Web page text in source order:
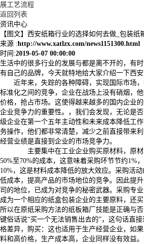
展工艺流程
返回列表
资讯中心
【图文】西安纸箱行业的选择如何去做_包装纸
来源 :http://www.xatlzx.com/news1151300.html
时间:2019-05-07 00:00:00
生活中的很多行业的发展与都是离不开的，有
有自己的品牌，今天就特地给大家介绍一下西
近年来，失踪的各种障碍，实现国际市场
标准化之间的竞争，企业在战场上没有硝烟，
价格，抢占市场。这使得越来越多的国内企业
企业竞争力的重要性。，我们会发现，无论是
级企业在第一个五年主动性和未来成本降低工
务操作，他们都非常清楚，减少之前直接带来
经营业绩是直接到企业的市场竞争力。
主要集中在工业企业购买原材料，原材
50%至70%的成本，这意味着采购环节节约1%
10%，这是材料成本降低的放大效应。采购活
低成本，提高产品的市场地位的竞争。因此提
司的地位，已成为对竞争的秘密武器。采购专
成为一个相应的纸盒包装企业的主要原料，还
所以在原纸采购方法的纸板箱厂技能是正确与
键俗话说“买一个无法销售出去的”，这句话直
格差异，购买：这也适用于生产经营企业，如
料和高价格，生产成本高，企业同样没有效益。